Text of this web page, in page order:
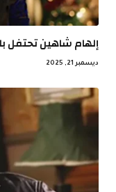
إلهام شاهين تحتفل
ديسمبر 21, 2025